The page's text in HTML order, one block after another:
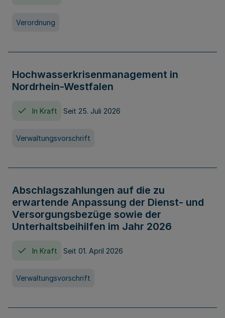
Verordnung
Hochwasserkrisenmanagement in
Nordrhein-Westfalen
In Kraft Seit 25. Juli 2026
Verwaltungsvorschrift
Abschlagszahlungen auf die zu
erwartende Anpassung der Dienst- und
Versorgungsbezüge sowie der
Unterhaltsbeihilfen im Jahr 2026
In Kraft Seit 01. April 2026
Verwaltungsvorschrift